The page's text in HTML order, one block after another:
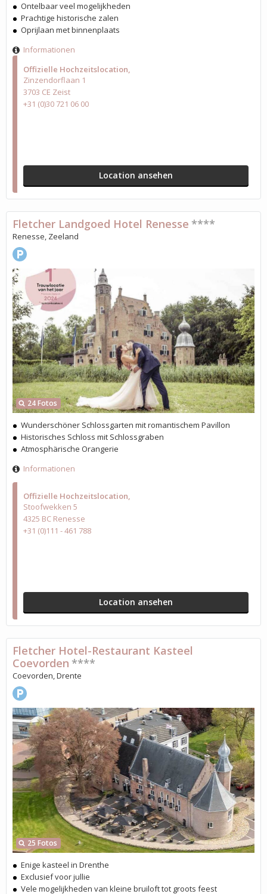
Offizielle Hochzeitslocation
Zinzendorflaan 1
3703 CE Zeist
+31 (0)30 721 06 00
Location ansehen
Ontelbaar veel mogelijkheden
Prachtige historische zalen
Oprijlaan met binnenplaats
Informationen
Offizielle Hochzeitslocation
Stoofwekken 5
4325 BC Renesse
+31 (0)111 - 461 788
Location ansehen
24 Fotos
Fletcher Landgoed Hotel Renesse ****
Renesse, Zeeland
Wunderschöner Schlossgarten mit romantischem Pavillon
Historisches Schloss mit Schlossgraben
Atmosphärische Orangerie
Informationen
25 Fotos
Fletcher Hotel-Restaurant Kasteel
Coevorden ****
Coevorden, Drente
Enige kasteel in Drenthe
Exclusief voor jullie
Vele mogelijkheden van kleine bruiloft tot groots feest